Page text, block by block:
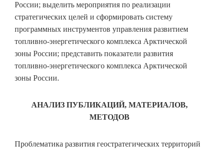
России; выделить мероприятия по реализации
стратегических целей и сформировать систему
программных инструментов управления развитием
топливно-энергетического комплекса Арктической
зоны России; представить показатели развития
топливно-энергетического комплекса Арктической
зоны России.
АНАЛИЗ ПУБЛИКАЦИЙ, МАТЕРИАЛОВ,
МЕТОДОВ
Проблематика развития геостратегических территорий